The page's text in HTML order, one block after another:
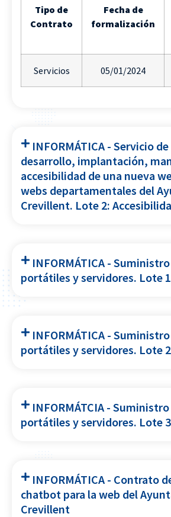
Tipo de
Contrato
Fecha de
formalización
Servicios 05/01/2024
INFORMÁTICA - Servicio
desarrollo, implantación,
accesibilidad de una nueva
webs departamentales del
Crevillent. Lote 2:
INFORMÁTICA -
portátiles y servidores. Lote
INFORMÁTICA -
portátiles y servidores. Lote
INFORMÁTCIA -
portátiles y servidores. Lote
INFORMÁTICA - Contrato
chatbot para la web del
Crevillent